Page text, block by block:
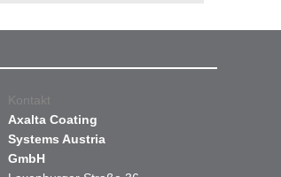
Kontakt
Axalta Coating
Systems Austria
GmbH